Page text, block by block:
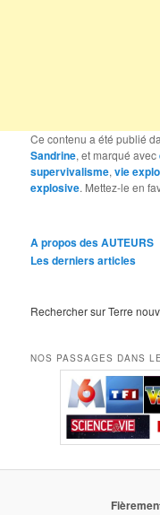
Ce contenu a été publié
Sandrine, et marqué avec
supervivalisme,vie
explosive. Mettez-le en
A propos des AUTEURS
Les derniers articles
Rechercher sur Terre
NOS PASSAGES DANS